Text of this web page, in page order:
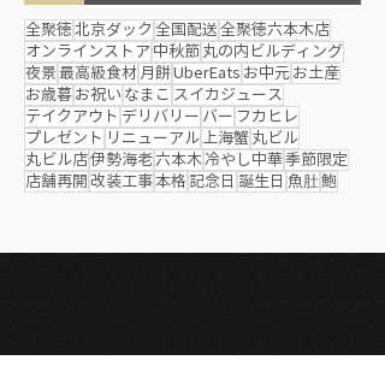
全聚徳北京ダック全国配送全聚徳六本木店
オンラインストア 中秋節丸の内ビルディング
夜景最高級食材月餅UberEats お中元お土産
お歳暮お祝い なまこ スイカジュース
テイクアウト デリバリー バー フカヒレ
プレゼント リニューアル上海蟹丸ビル
丸ビル店伊勢海老六本木冷やし中華季節限定
店舗再開 改装工事本格 記念日 誕生日 魚肚鮑